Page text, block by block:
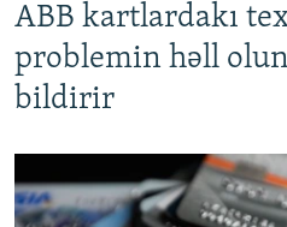
ABB kartlardakı
problemin həll
bildirir